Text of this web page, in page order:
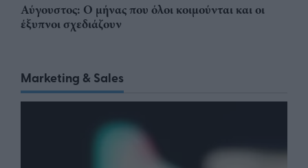
Αύγουστος: Ο μήνας που όλοι κοιμούνται και οι
έξυπνοι σχεδιάζουν
Marketing & Sales